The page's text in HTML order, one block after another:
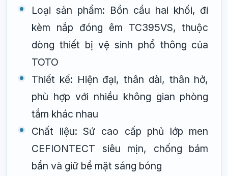
Loại sản phẩm: Bồn cầu hai khối, đi
kèm nắp đóng êm TC395VS, thuộc
dòng thiết bị vệ sinh phổ thông của
TOTO
Thiết kế: Hiện đại, thân dài, thân hở,
phù hợp với nhiều không gian phòng
tắm khác nhau
Chất liệu: Sứ cao cấp phủ lớp men
CEFIONTECT siêu mịn, chống bám
bẩn và giữ bề mặt sáng bóng